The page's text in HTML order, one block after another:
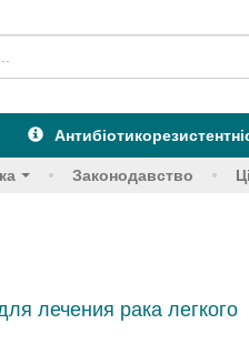
Законодавство
лечения рака легкого